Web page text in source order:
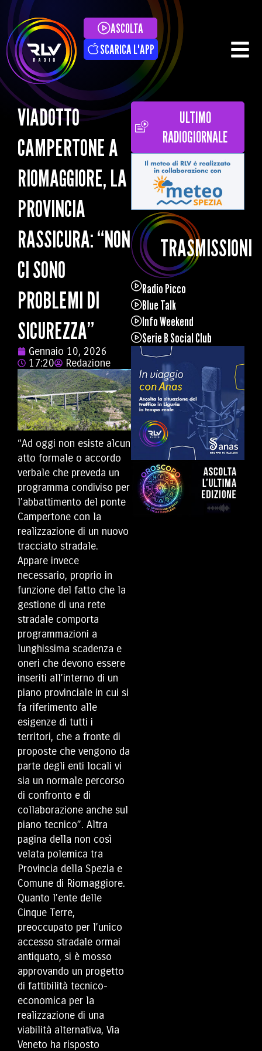
ASCOLTA
SCARICA L'APP
VIADOTTO
CAMPERTONE A
RIOMAGGIORE, LA
PROVINCIA
RASSICURA: “NON
CI SONO
PROBLEMI DI
SICUREZZA”
Gennaio 10, 2026
17:20
Redazione
“Ad oggi non esiste alcun
atto formale o accordo
verbale che preveda un
programma condiviso per
l’abbattimento del ponte
Campertone con la
realizzazione di un nuovo
tracciato stradale.
Appare invece
necessario, proprio in
funzione del fatto che la
gestione di una rete
stradale comporta
programmazioni a
lunghissima scadenza e
oneri che devono essere
inseriti all’interno di un
piano provinciale in cui si
fa riferimento alle
esigenze di tutti i
territori, che a fronte di
proposte che vengono da
parte degli enti locali vi
sia un normale percorso
di confronto e di
collaborazione anche sul
piano tecnico”. Altra
pagina della non così
velata polemica tra
Provincia della Spezia e
Comune di Riomaggiore.
Quanto l’ente delle
Cinque Terre,
preoccupato per l’unico
accesso stradale ormai
antiquato, si è mosso
approvando un progetto
di fattibilità tecnico-
economica per la
realizzazione di una
viabilità alternativa, Via
Veneto ha risposto
ULTIMO
RADIOGIORNALE
TRASMISSIONI
Radio Picco
Blue Talk
Info Weekend
Serie B Social Club